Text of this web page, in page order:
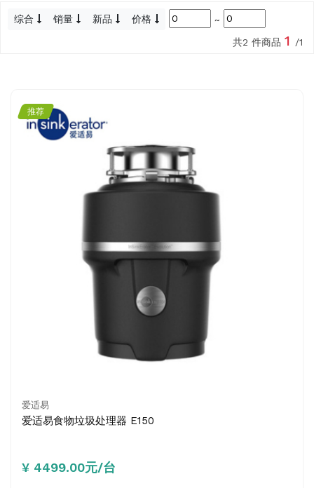
综合 销量 新品 价格
~
共2 件商品 1 /1
推荐
爱适易
爱适易食物垃圾处理器 E150
¥ 4499.00元/台